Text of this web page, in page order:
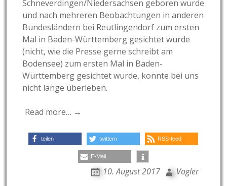
Schneverdingen/Niedersachsen geboren wurde
und nach mehreren Beobachtungen in anderen
Bundesländern bei Reutlingendorf zum ersten
Mal in Baden-Württemberg gesichtet wurde
(nicht, wie die Presse gerne schreibt am
Bodensee) zum ersten Mal in Baden-
Württemberg gesichtet wurde, konnte bei uns
nicht lange überleben.
Read more… →
teilen twittern RSS-feed
E-Mail
10. August 2017 Vogler